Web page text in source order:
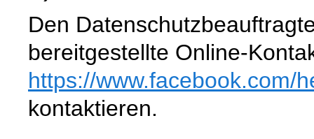
Den
bereitgestellte Online-
https://www.facebook.com/
kontaktieren.